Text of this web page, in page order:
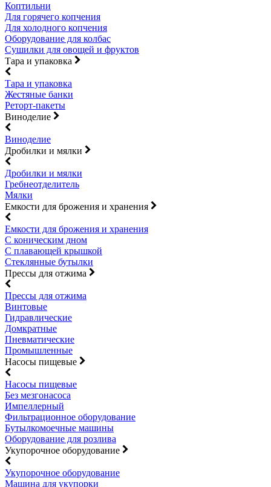
Коптильни
Для горячего копчения
Для холодного копчения
Оборудование для колбас
Сушилки для овощей и фруктов
Тара и упаковка
Тара и упаковка
Жестяные банки
Реторт-пакеты
Виноделие
Виноделие
Дробилки и мялки
Дробилки и мялки
Гребнеотделитель
Мялки
Емкости для брожения и хранения
Емкости для брожения и хранения
С коническим дном
С плавающей крышкой
Стеклянные бутылки
Прессы для отжима
Прессы для отжима
Винтовые
Гидравлические
Домкратные
Пневматические
Промышленные
Насосы пищевые
Насосы пищевые
Без мезгонасоса
Импеллерный
Фильтрационное оборудование
Бутылкомоечные машины
Оборудование для розлива
Укупорочное оборудование
Укупорочное оборудование
Машина для укупорки